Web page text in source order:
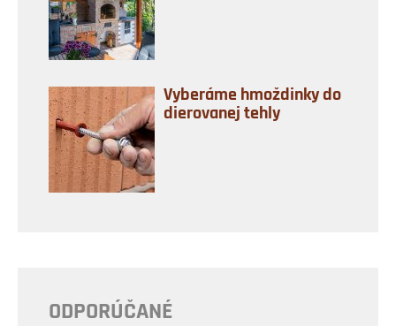
Vyberáme hmoždinky do
dierovanej tehly
ODPORÚČANÉ